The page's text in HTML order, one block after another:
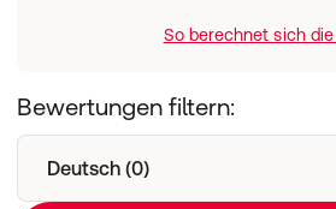
So berechnet sich
Bewertungen filtern:
Deutsch (0)